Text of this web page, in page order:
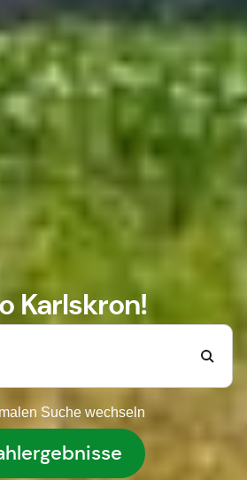
Karlskron!
Suche wechseln